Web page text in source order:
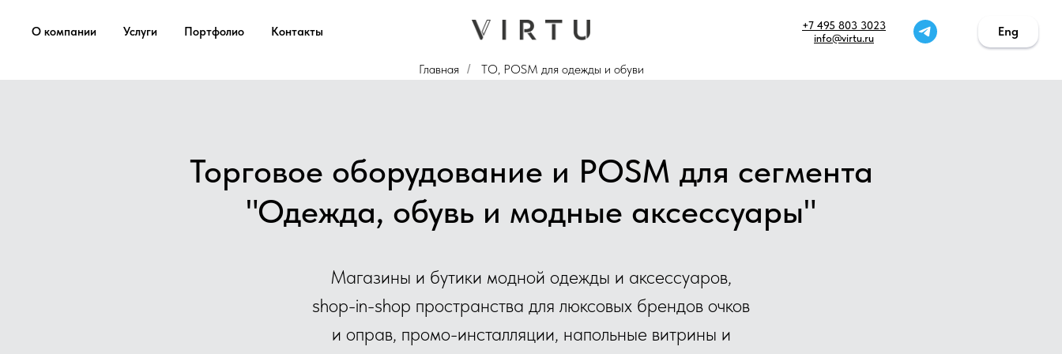
О компании Услуги Портфолио Контакты
+7 495 803 3023
info@virtu.ru
Eng
Eng
Главная / ТО, POSM для одежды и обуви
Торговое оборудование и POSM для сегмента
"Одежда, обувь и модные аксессуары"
Магазины и бутики модной одежды и аксессуаров,
shop-in-shop пространства для люксовых брендов очков
и оправ, промо-инсталляции, напольные витрины и